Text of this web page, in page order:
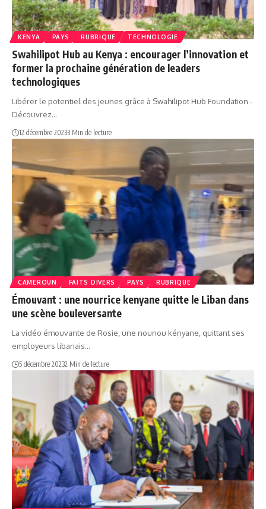
KENYA PAYS RUBRIQUE TECHNOLOGIE
Swahilipot Hub au Kenya : encourager l’innovation et
former la prochaine génération de leaders
technologiques
Libérer le potentiel des jeunes grâce à Swahilipot Hub Foundation -
Découvrez…
12 décembre 20233 Min de lecture
CAMEROUN FAITS DIVERS PAYS RUBRIQUE
Émouvant : une nourrice kenyane quitte le Liban dans
une scène bouleversante
La vidéo émouvante de Rosie, une nounou kényane, quittant ses
employeurs libanais…
5 décembre 20232 Min de lecture